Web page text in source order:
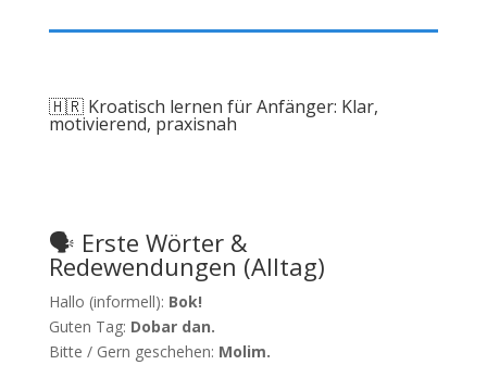
🇭🇷 Kroatisch lernen für Anfänger: Klar,
motivierend, praxisnah
🗣️ Erste Wörter &
Redewendungen (Alltag)
Hallo (informell): Bok!
Guten Tag: Dobar dan.
Bitte / Gern geschehen: Molim.